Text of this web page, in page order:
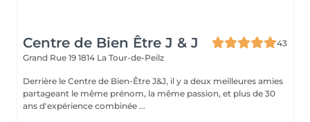
Centre de Bien Être J & J
43
Grand Rue 19 1814 La Tour-de-Peilz
Derrière le Centre de Bien-Être J&J, il y a deux meilleures amies
partageant le même prénom, la même passion, et plus de 30
ans d'expérience combinée ...